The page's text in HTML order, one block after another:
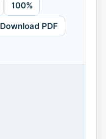
100%
Download PDF